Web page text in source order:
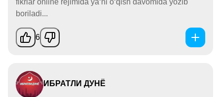
boriladi...
6
ИБРАТЛИ ДУНЁ